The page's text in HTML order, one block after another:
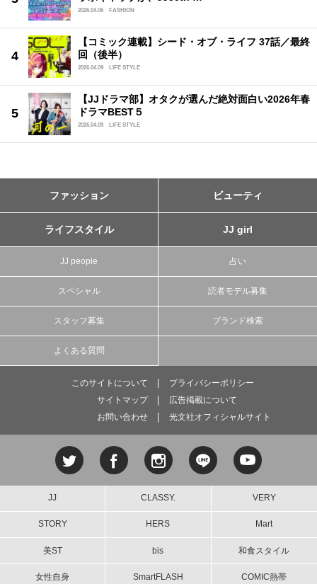
2026.04.06 FASHION
【コミック連載】シード・オブ・ライフ 37話／最終
回（後半）
2026.04.09 LIFE STYLE
【JJドラマ部】オタクが選んだ絶対面白い2026年春
ドラマBEST５
2026.04.09 LIFE STYLE
ファッション ビューティ
ライフスタイル JJ girl
JJ people 占い
スペシャル 読者モデル募集
スタッフ募集 ブランド検索
よくある質問
このサイトについて
プライバシーポリシー
サイトマップ
広告掲載について
お問い合わせ
光文社オフィシャルサイト
JJ CLASSY. VERY
STORY HERS Mart
美ST bis 和食スタイル
女性自身 SmartFLASH COMIC熱帯